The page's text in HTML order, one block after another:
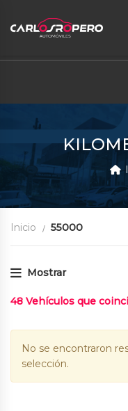
Inicio 55000
Mostrar
48 Vehículos que
No se encontraron
selección.